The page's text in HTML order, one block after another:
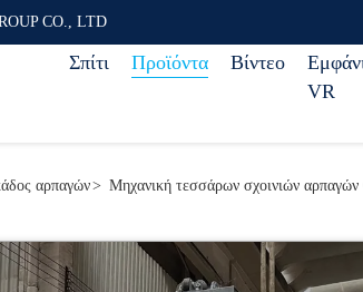
CO., LTD
Σπίτι Προϊόντα Βίντεο
VR
αρπαγών> Μηχανική τεσσάρων σχοινιών